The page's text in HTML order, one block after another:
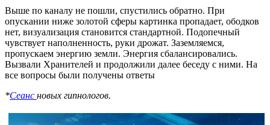
Выше по каналу не пошли, спустились обратно. При
опускании ниже золотой сферы картинка пропадает, ободков
нет, визуализация становится стандартной. Подопечный
чувствует наполненность, руки дрожат. Заземляемся,
пропускаем энергию земли. Энергия сбалансировались.
Вызвали Хранителей и продолжили далее беседу с ними. На
все вопросы были получены ответы
*Сеанс новых гипнологов.